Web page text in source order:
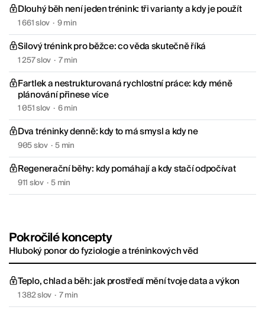
Dlouhý běh není jeden trénink: tři varianty a kdy je použít
1 661 slov · 9 min
Silový trénink pro běžce: co věda skutečně říká
1 257 slov · 7 min
Fartlek a nestrukturovaná rychlostní práce: kdy méně
plánování přinese více
1 051 slov · 6 min
Dva tréninky denně: kdy to má smysl a kdy ne
905 slov · 5 min
Regenerační běhy: kdy pomáhají a kdy stačí odpočívat
911 slov · 5 min
Pokročilé koncepty
Hluboký ponor do fyziologie a tréninkových věd
Teplo, chlad a běh: jak prostředí mění tvoje data a výkon
1 382 slov · 7 min